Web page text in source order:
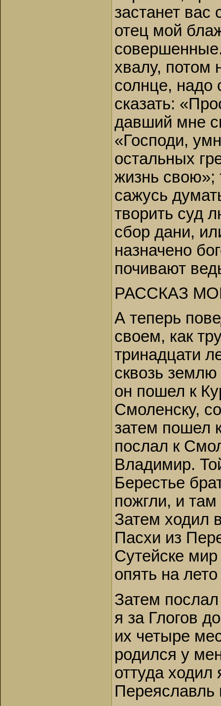
застанет вас
отец мой
хвалу, потом
солнце, надо
сказать:
давший мне
«Господи,
остальных
жизнь свою»;
сажусь
творить суд
сбор дани,
назначено
почивают
РАССКАЗ
А теперь
своем, как
тринадцати
сквозь
он пошел к
Смоленску,
затем пошел
послал к
Владимир.
Берестье
пожгли, и
Затем ходил
Пасхи из
Сутейске
опять на
Затем
я за Глогов
их четыре
родился у
оттуда ходил
Переяславль